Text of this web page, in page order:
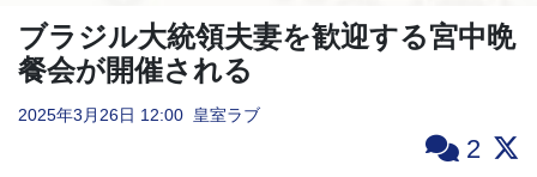
ブラジル大統領夫妻を歓迎する宮中晩
餐会が開催される
2025年3月26日 12:00 皇室ラブ
2